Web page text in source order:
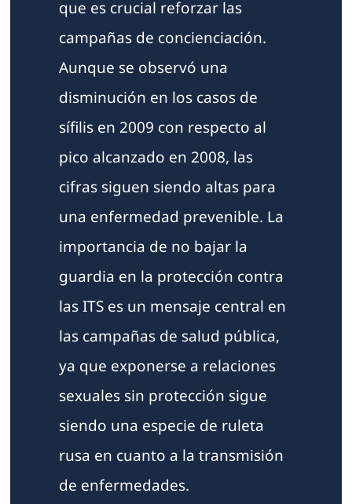
que es crucial reforzar las
campañas de concienciación.
Aunque se observó una
disminución en los casos de
sífilis en 2009 con respecto al
pico alcanzado en 2008, las
cifras siguen siendo altas para
una enfermedad prevenible. La
importancia de no bajar la
guardia en la protección contra
las ITS es un mensaje central en
las campañas de salud pública,
ya que exponerse a relaciones
sexuales sin protección sigue
siendo una especie de ruleta
rusa en cuanto a la transmisión
de enfermedades.